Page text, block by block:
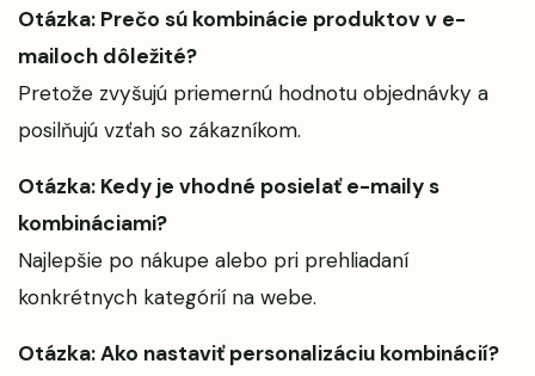
Otázka: Prečo sú kombinácie produktov v e-
mailoch dôležité?
Pretože zvyšujú priemernú hodnotu objednávky a
posilňujú vzťah so zákazníkom.
Otázka: Kedy je vhodné posielať e-maily s
kombináciami?
Najlepšie po nákupe alebo pri prehliadaní
konkrétnych kategórií na webe.
Otázka: Ako nastaviť personalizáciu kombinácií?